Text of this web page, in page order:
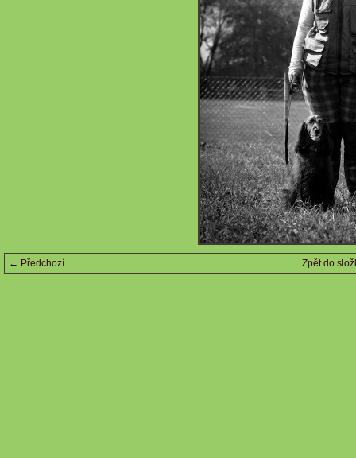
← Předchozí Zpět do